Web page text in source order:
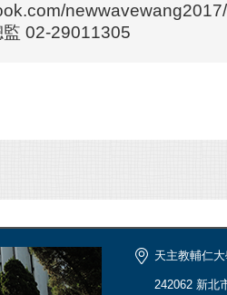
newwavewang2017/
02-29011305
天主教輔仁
242062 新北